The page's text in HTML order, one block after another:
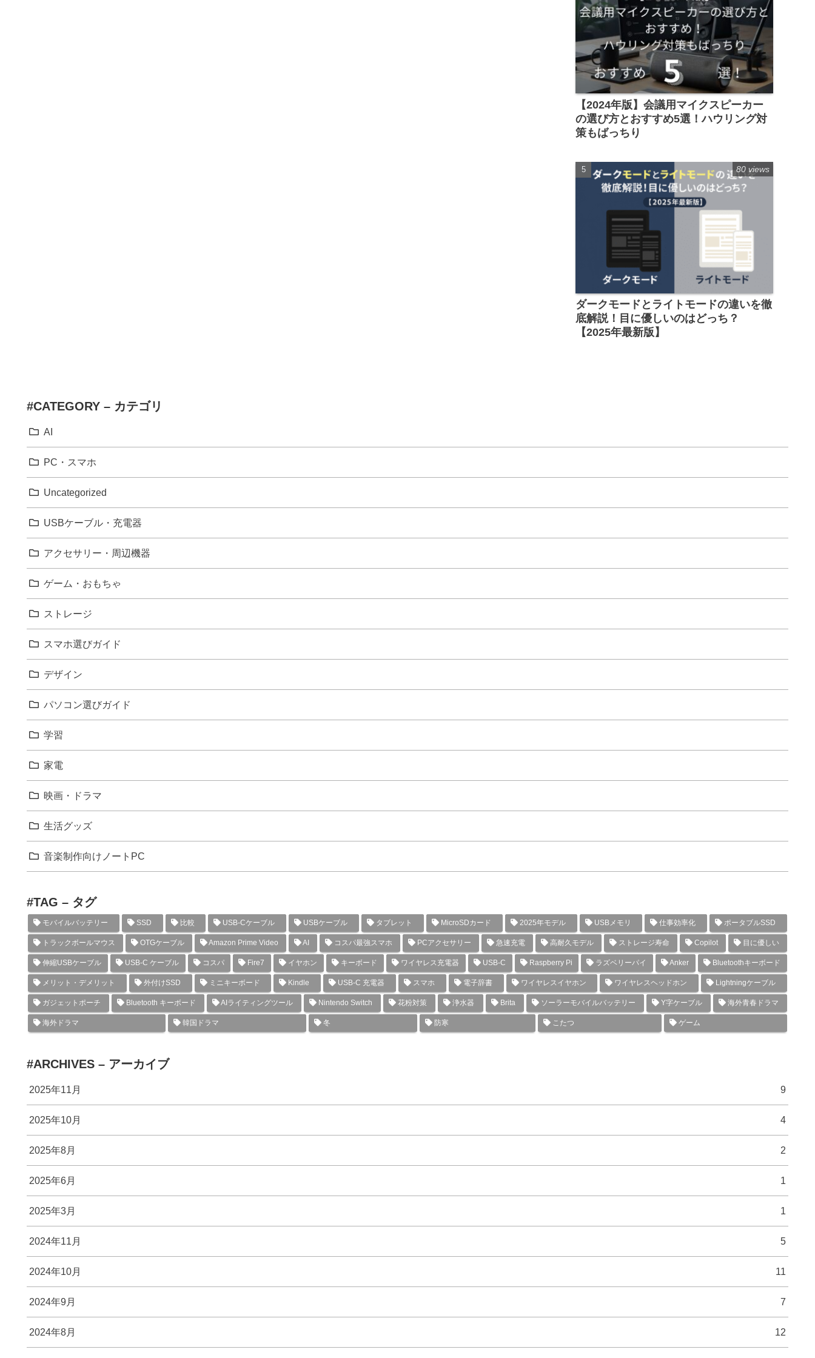
【2024年版】会議用マイクスピーカー
の選び方とおすすめ5選！ハウリング対
策もばっちり
ダークモードとライトモードの違いを徹
底解説！目に優しいのはどっち？
【2025年最新版】
80 views
#CATEGORY – カテゴリ
AI
PC・スマホ
Uncategorized
USBケーブル・充電器
アクセサリー・周辺機器
ゲーム・おもちゃ
ストレージ
スマホ選びガイド
デザイン
パソコン選びガイド
学習
家電
映画・ドラマ
生活グッズ
音楽制作向けノートPC
#TAG – タグ
モバイルバッテリー SSD 比較 USB-Cケーブル USBケーブル タブレット MicroSDカード 2025年モデル USBメモリ 仕事効率化 ポータブルSSD
トラックボールマウス OTGケーブル Amazon Prime Video AI コスパ最強スマホ PCアクセサリー 急速充電 高耐久モデル ストレージ寿命 Copilot 目に優しい
伸縮USBケーブル USB-C ケーブル コスパ Fire7 イヤホン キーボード ワイヤレス充電器 USB-C Raspberry Pi ラズベリーパイ Anker Bluetoothキーボード
メリット・デメリット 外付けSSD ミニキーボード Kindle USB-C 充電器 スマホ 電子辞書 ワイヤレスイヤホン ワイヤレスヘッドホン Lightningケーブル
ガジェットポーチ Bluetooth キーボード AIライティングツール Nintendo Switch 花粉対策 浄水器 Brita ソーラーモバイルバッテリー Y字ケーブル 海外青春ドラマ
海外ドラマ 韓国ドラマ 冬 防寒 こたつ ゲーム
#ARCHIVES – アーカイブ
2025年11月 9
2025年10月 4
2025年8月 2
2025年6月 1
2025年3月 1
2024年11月 5
2024年10月 11
2024年9月 7
2024年8月 12